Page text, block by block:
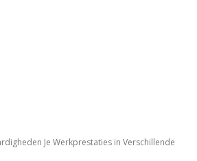
Je Werkprestaties in Verschillende